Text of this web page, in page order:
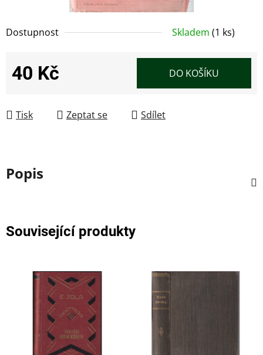
Dostupnost Skladem (1 ks)
40 Kč DO KOŠÍKU
Tisk Zeptat se Sdílet
Popis
Související produkty